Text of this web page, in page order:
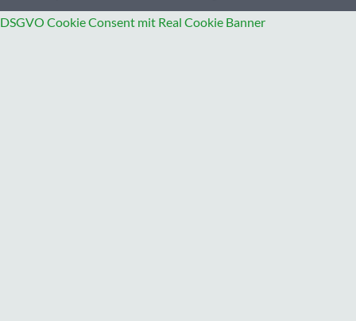
DSGVO Cookie Consent mit Real Cookie Banner